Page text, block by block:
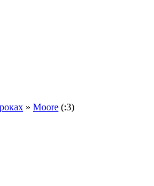
» Moore (:3)